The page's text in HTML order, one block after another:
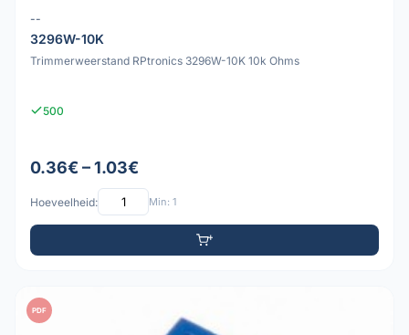
--
3296W-10K
Trimmerweerstand RPtronics 3296W-10K 10k Ohms
500
0.36€ – 1.03€
Hoeveelheid: Min: 1
PDF